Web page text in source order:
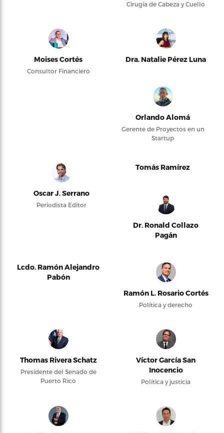
Cirugía de Cabeza y Cuello
Moises Cortés
Consultor Financiero
Dra. Natalie Pérez Luna
Orlando Alomá
Gerente de Proyectos en un
Startup
Oscar J. Serrano
Periodista Editor
Tomás Ramírez
Dr. Ronald Collazo
Pagán
Lcdo. Ramón Alejandro
Pabón
Ramón L. Rosario Cortés
Política y derecho
Thomas Rivera Schatz
Presidente del Senado de
Puerto Rico
Víctor García San
Inocencio
Política y justicia